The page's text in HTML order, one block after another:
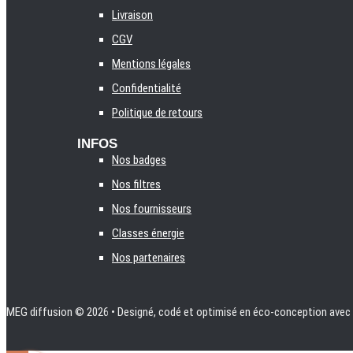
Livraison
CGV
Mentions légales
Confidentialité
Politique de retours
INFOS
Nos badges
Nos filtres
Nos fournisseurs
Classes énergie
Nos partenaires
MEG diffusion © 2026 • Designé, codé et optimisé en éco-conception avec